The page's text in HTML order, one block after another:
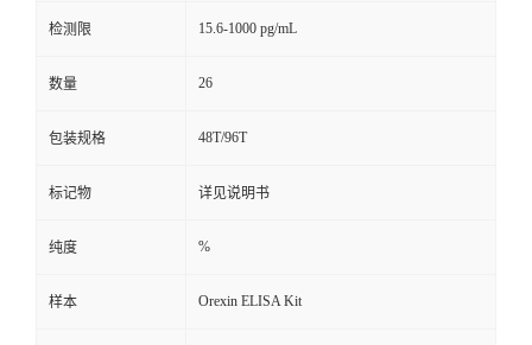
检测限 15.6-1000 pg/mL
数量 26
包装规格 48T/96T
标记物 详见说明书
纯度 %
样本 Orexin ELISA Kit